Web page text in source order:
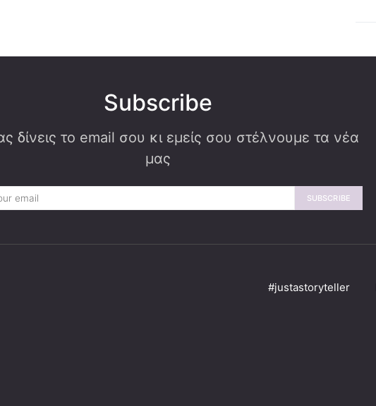
Subscribe
δίνεις το email σου κι εμείς σου στέλνουμε τα νέα
μας
SUBSCRIBE
#justastoryteller